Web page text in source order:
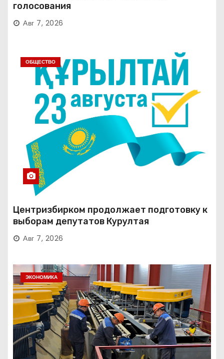
голосования
Авг 7, 2026
ОБЩЕСТВО
Центризбирком продолжает подготовку к
выборам депутатов Курултая
Авг 7, 2026
ЭКОНОМИКА